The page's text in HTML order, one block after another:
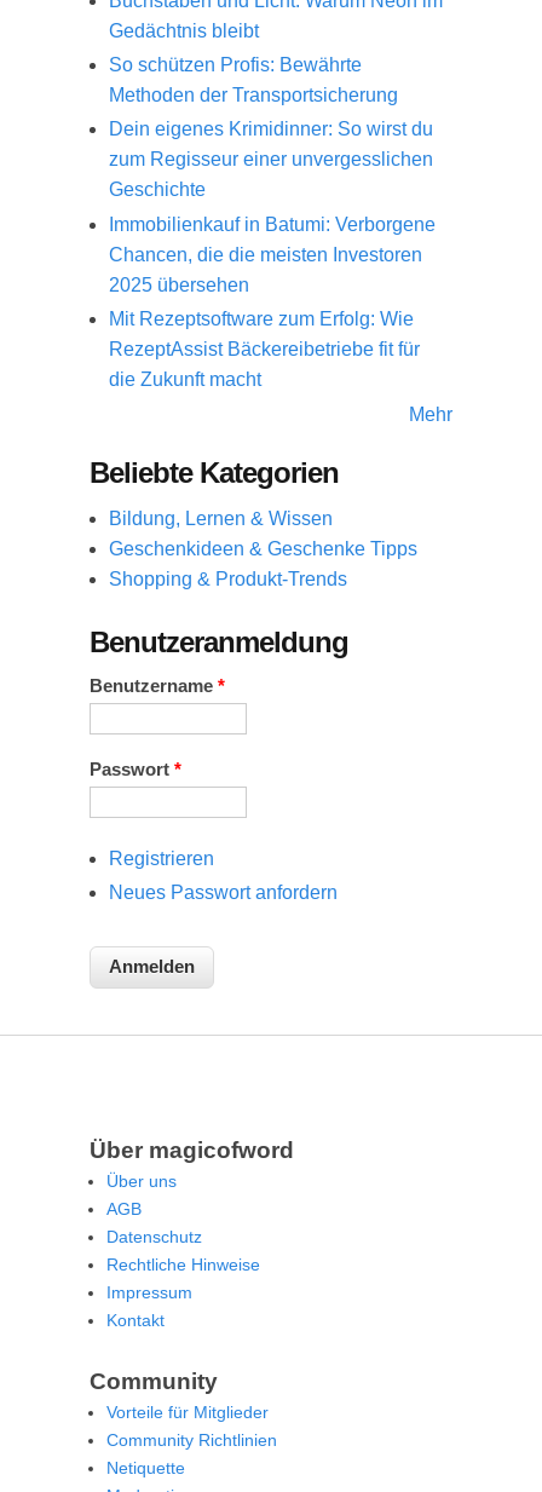
Gedächtnis bleibt
So schützen Profis: Bewährte
Methoden der Transportsicherung
Dein eigenes Krimidinner: So wirst du
zum Regisseur einer unvergesslichen
Geschichte
Immobilienkauf in Batumi: Verborgene
Chancen, die die meisten Investoren
2025 übersehen
Mit Rezeptsoftware zum Erfolg: Wie
RezeptAssist Bäckereibetriebe fit für
die Zukunft macht
Mehr
Beliebte Kategorien
Bildung, Lernen & Wissen
Geschenkideen & Geschenke Tipps
Shopping & Produkt-Trends
Benutzeranmeldung
Benutzername *
Passwort *
Registrieren
Neues Passwort anfordern
Über magicofword
Über uns
AGB
Datenschutz
Rechtliche Hinweise
Impressum
Kontakt
Community
Vorteile für Mitglieder
Community Richtlinien
Netiquette